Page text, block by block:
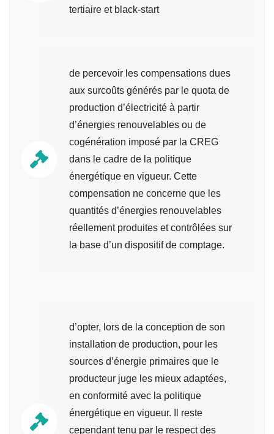
tertiaire et black-start
de percevoir les compensations dues
aux surcoûts générés par le quota de
production d’électricité à partir
d’énergies renouvelables ou de
cogénération imposé par la CREG
dans le cadre de la politique
énergétique en vigueur. Cette
compensation ne concerne que les
quantités d’énergies renouvelables
réellement produites et contrôlées sur
la base d’un dispositif de comptage.
d’opter, lors de la conception de son
installation de production, pour les
sources d’énergie primaires que le
producteur juge les mieux adaptées,
en conformité avec la politique
énergétique en vigueur. Il reste
cependant tenu par le respect des